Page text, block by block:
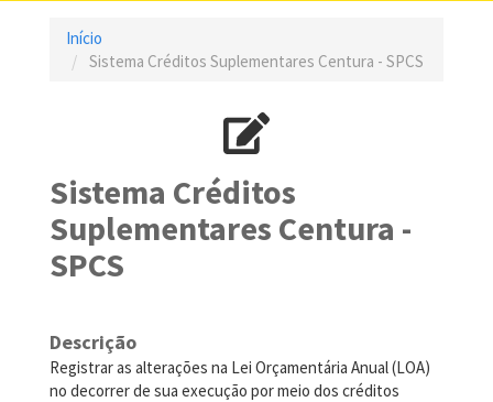
Início
Sistema Créditos Suplementares Centura - SPCS
Sistema Créditos
Suplementares Centura -
SPCS
Descrição
Registrar as alterações na Lei Orçamentária Anual (LOA)
no decorrer de sua execução por meio dos créditos